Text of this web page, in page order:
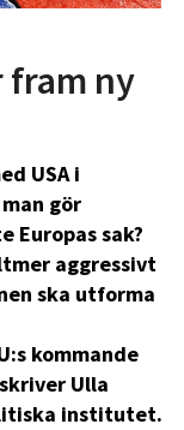
fram ny
USA i
gör
Europas sak?
aggressivt
ska utforma
kommande
Ulla
institutet.